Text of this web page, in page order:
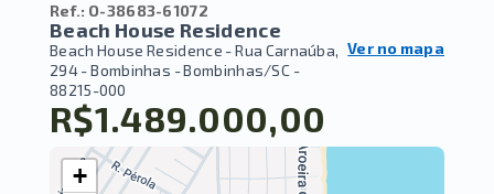
Ref.: O-38683-61072
Beach House Residence
Beach House Residence -Rua Carnaúba,
294 - Bombinhas - Bombinhas/SC -
88215-000
Ver no mapa
R$1.489.000,00
+